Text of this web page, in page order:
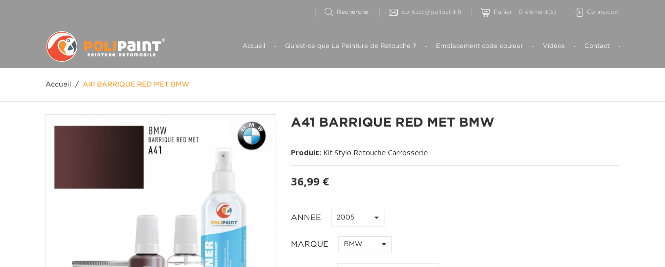
contact@polipaint.fr Panier - 0 élément(s) Connexion
Accueil Qu'est-ce que La Peinture de Retouche ? Emplacement code couleur Vidéos Contact
Accueil / A41 BARRIQUE RED MET BMW
A41 BARRIQUE RED MET BMW
Produit: Kit Stylo Retouche Carrosserie
36,99 €
ANNEE 2005
MARQUE BMW